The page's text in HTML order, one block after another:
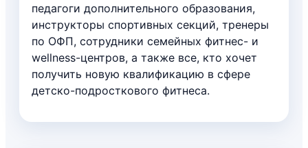
педагоги дополнительного образования,
инструкторы спортивных секций, тренеры
по ОФП, сотрудники семейных фитнес- и
wellness-центров, а также все, кто хочет
получить новую квалификацию в сфере
детско-подросткового фитнеса.